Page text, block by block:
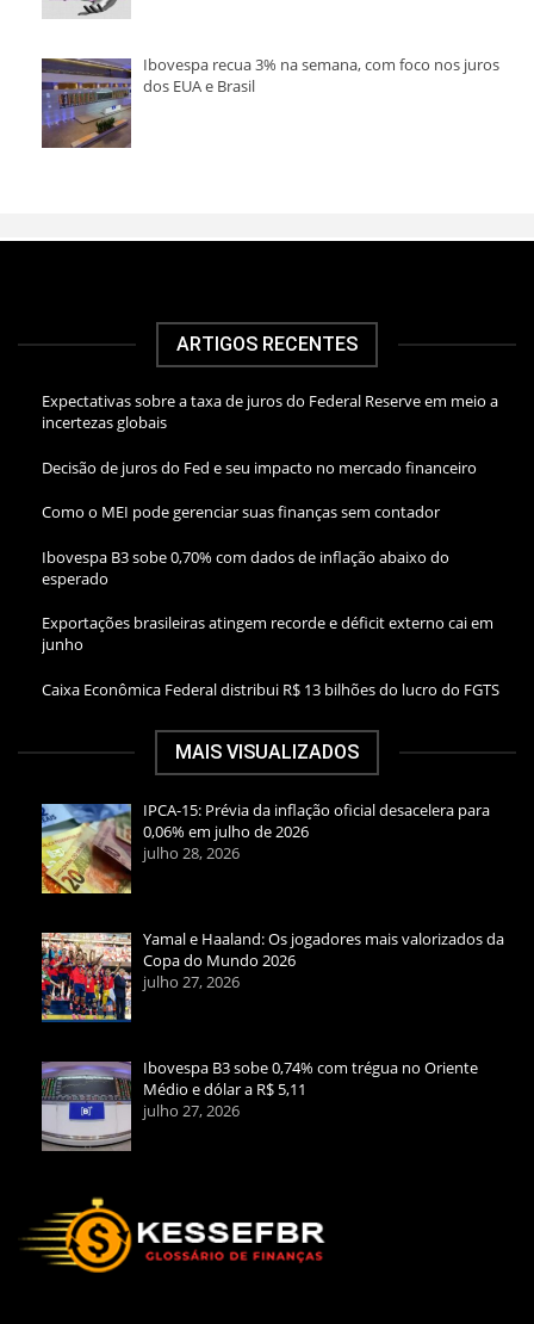
Ibovespa recua 3% na semana, com foco nos juros
dos EUA e Brasil
ARTIGOS RECENTES
Expectativas sobre a taxa de juros do Federal Reserve em meio a
incertezas globais
Decisão de juros do Fed e seu impacto no mercado financeiro
Como o MEI pode gerenciar suas finanças sem contador
Ibovespa B3 sobe 0,70% com dados de inflação abaixo do
esperado
Exportações brasileiras atingem recorde e déficit externo cai em
junho
Caixa Econômica Federal distribui R$ 13 bilhões do lucro do FGTS
MAIS VISUALIZADOS
IPCA-15: Prévia da inflação oficial desacelera para
0,06% em julho de 2026
julho 28, 2026
Yamal e Haaland: Os jogadores mais valorizados da
Copa do Mundo 2026
julho 27, 2026
Ibovespa B3 sobe 0,74% com trégua no Oriente
Médio e dólar a R$ 5,11
julho 27, 2026